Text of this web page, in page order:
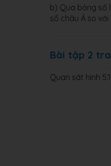
b) Qua bảng số
số châu Á so
Bài tập 2
Quan sát hình